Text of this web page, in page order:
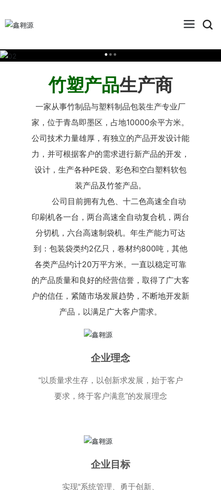
竹塑产品生产商
一家从事竹制品与塑料制品包装生产专业厂
家，位于青岛即墨区，占地10000余平方米。
公司技术力量雄厚，有独立的产品开发设计能
力，并可根据客户的需求进行新产品的开发，
设计，生产各种PE袋、彩色和空白塑料软包
装产品及竹签产品。
公司目前拥有九色、十二色高速全自动
印刷机各一台，两台高速全自动复合机，两台
分切机，六台高速制袋机。年生产能力可达
到：包装袋类约2亿只，卷材约800吨，其他
各类产品约计20万平方米。一直以稳定可靠
的产品质量和良好的经营信誉，取得了广大客
户的信任，紧随市场发展趋势，不断地开发新
产品，以满足广大客户需求。
企业理念
“以质量求生存，以创新求发展，始于客户
要求，终于客户满意”的发展理念
企业目标
实现“系统管理、勇于创新、